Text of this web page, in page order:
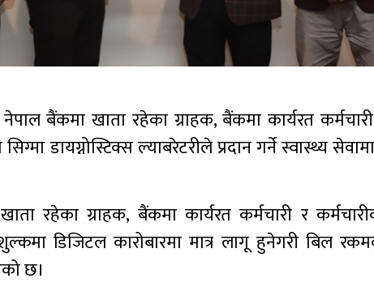
बैंकमा खाता रहेका ग्राहक, बैंकमा कार्यरत कर्मचारी
डायग्नोस्टिक्स ल्याबरेटरीले प्रदान गर्ने स्वास्थ्य
रहेका ग्राहक, बैंकमा कार्यरत कर्मचारी र
डिजिटल कारोबारमा मात्र लागू हुनेगरी बिल
छ।